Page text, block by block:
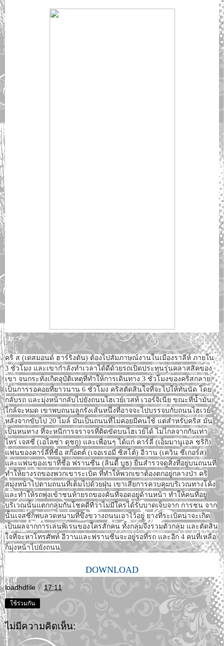
คริ ส (เดสมอนด์ ฮาร์ริงตัน) ต้องไปสัมภาษณ์งานในเมืองราลีห์ ภายใน
3 ชั่วโมง และเขากำลังทำเวลาได้ดีด้วยรถเปิดประทุนรุ่นคลาสสิคของ
เขา จนกระทั่งเกิดอุบัติเหตุที่ทำให้การเดินทาง 3 ชั่วโมงของคริสกลาย
เป็นการรอคอยที่ยาวนาน 6 ชั่วโมง คริสตัดสินใจที่จะไปให้ทันนัด โดย
กลับรถ และมุ่งหน้ากลับไปยังถนนไฮเวย์เวสท์ เวอร์จิเนีย ขณะที่น้ำมัน
ใกล้จะหมด เขาพบถนนลูกรังเส้นหนึ่งที่อาจจะไปบรรจบกับถนนไฮเวย์
หลังจากขับไป 20 ไมล์ มันเป็นถนนที่ไม่ค่อยมีคนใช้ แต่สำหรับคริส มัน
เป็นหนทาง ที่จะหนีการจราจรที่ติดขัดบนไฮเวย์ได้ ไม่ไกลจากกันเท่า
ไหร่ เจสซี่ (เอไลซ่า ดุชกู) และเพื่อนๆ ได้แก่ คาร์ลี่ (เอ็มมานูเอล ชริกิ)
แฟนของคาร์ลี่ที่ชื่อ สก๊อตต์ (เจอเรอมี่ ซิสโต้) อีวาน (เควิน ซีเกอร์ส)
และแฟนของเขาที่ชื่อ ฟรานซีน (ลินดี้ บูธ) ยืนสำรวจดูสิ่งที่อยู่บนถนนที่
ทำให้ยางรถของพวกเขาระเบิด ที่ทำให้พวกเขาต้องตกอยู่กลางป่า คริ
สมุ่งหน้าไปตามถนนที่เต็มไปด้วยฝุ่น เขาเสียการควบคุมบริเวณทางโค้ง
และทำให้รถพุ่งเข้าชนท้ายรถของคันที่จอดอยู่ด้านหน้า ทำให้คนที่อยู่
บริเวณนั้นแตกกลุ่มกันโชคดีที่ว่าไม่มีใครได้รับบาดเจ็บจาก การชน จาก
นั้นเจสซี่ก็พบลวดหนามที่ขึงขวางถนนเอาไว้อยู่ ยางที่ระเบิดน่าจะเกิด
เป็นผลจากการเล่นพิเรนของใครสักคน ทั้งกลุ่มจึงรวมตัวกลุ่ม และตัดสิน
ใจที่จะหาโทรศัพท์ อีวานและฟรานซีนจะอยู่รอที่รถ และอีก 4 คนที่เหลือ
ก็มุ่งหน้าไปยังถนน
DOWNLOAD
loadhdfile ที่ 17:11
ใช้ร่วมกัน
ไม่มีความคิดเห็น: